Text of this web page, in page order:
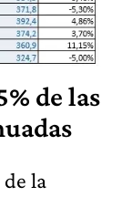
de las
la